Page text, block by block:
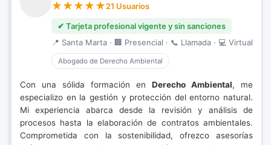
21 Usuarios
✔ Tarjeta profesional vigente y sin sanciones
📍 Santa Marta · 🏢 Presencial · 📞 Llamada · 💻 Virtual
Abogado de Derecho Ambiental
Con una sólida formación en Derecho Ambiental, me
especializo en la gestión y protección del entorno natural.
Mi experiencia abarca desde la revisión y análisis de
procesos hasta la elaboración de contratos ambientales.
Comprometida con la sostenibilidad, ofrezco asesorías